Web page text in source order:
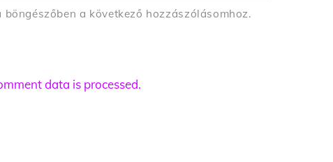
a következő hozzászólásomhoz.
data is processed.